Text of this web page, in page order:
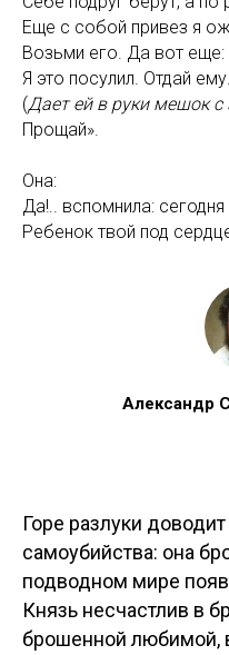
Еще с собой привез я
Возьми его. Да вот еще:
Я это посулил. Отдай ему.
(Дает ей в руки мешок с
Прощай».
Она:
Да!.. вспомнила: сегодня
Ребенок твой под
Александр
Горе разлуки
самоубийства: она
подводном мире
Князь несчастлив в
брошенной любимой,